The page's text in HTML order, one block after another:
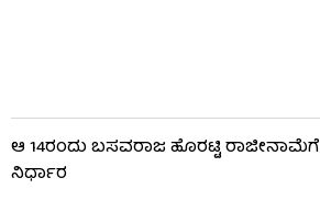
ಆ 14ರಂದು ಬಸವರಾಜ ಹೊರಟ್ಟಿ ರಾಜೀನಾಮೆಗೆ
ನಿರ್ಧಾರ